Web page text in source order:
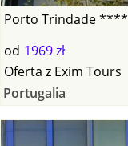
Porto Trindade ****
od 1969 zł
Oferta z Exim Tours
Portugalia